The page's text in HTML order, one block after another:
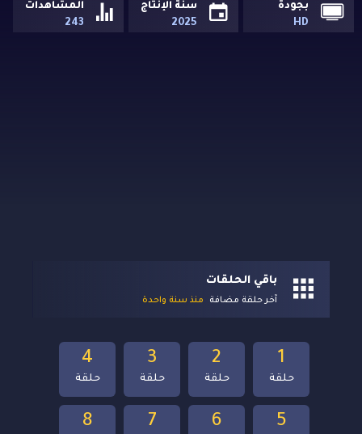
بجودة
HD
سنة الإنتاج
2025
المشاهدات
243
باقي الحلقات
آخر حلقة مضافة منذ سنة واحدة
8 7 6 5
4
حلقة
3
حلقة
2
حلقة
1
حلقة